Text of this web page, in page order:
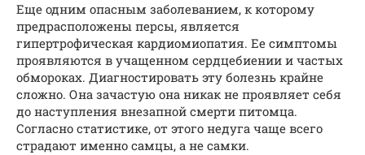
Еще одним опасным заболеванием, к которому
предрасположены персы, является
гипертрофическая кардиомиопатия. Ее симптомы
проявляются в учащенном сердцебиении и частых
обмороках. Диагностировать эту болезнь крайне
сложно. Она зачастую она никак не проявляет себя
до наступления внезапной смерти питомца.
Согласно статистике, от этого недуга чаще всего
страдают именно самцы, а не самки.